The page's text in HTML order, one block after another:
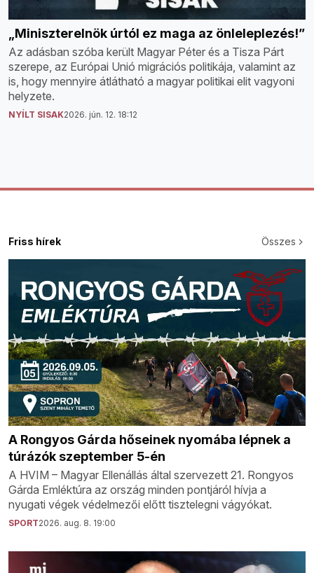
„Miniszterelnök úrtól ez maga az önleleplezés!”
Az adásban szóba került Magyar Péter és a Tisza Párt
szerepe, az Európai Unió migrációs politikája, valamint az
is, hogy mennyire átlátható a magyar politikai elit vagyoni
helyzete.
NYÍLT SISAK2026. jún. 12. 18:12
Friss hírek Összes
A Rongyos Gárda hőseinek nyomába lépnek a
túrázók szeptember 5-én
A HVIM – Magyar Ellenállás által szervezett 21. Rongyos
Gárda Emléktúra az ország minden pontjáról hívja a
nyugati végek védelmezői előtt tisztelegni vágyókat.
SPORT2026. aug. 8. 19:00